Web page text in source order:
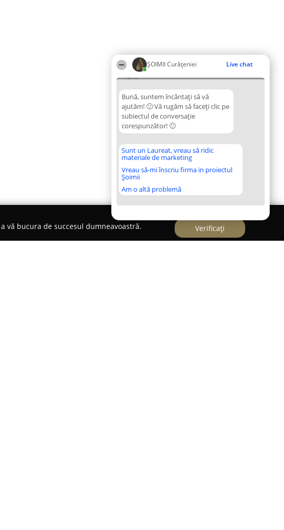
ȘOIMII Curățeniei Live chat
14:14
Bună, suntem încântați să vă
ajutăm! 🙂 Vă rugăm să faceți clic pe
subiectul de conversație
corespunzător! 🙂
Sunt un Laureat, vreau să ridic
materiale de marketing
Vreau să-mi înscriu firma in proiectul
Șoimii
Am o altă problemă
bucura de succesul dumneavoastră.
Verificați